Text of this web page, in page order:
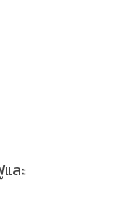
ละ